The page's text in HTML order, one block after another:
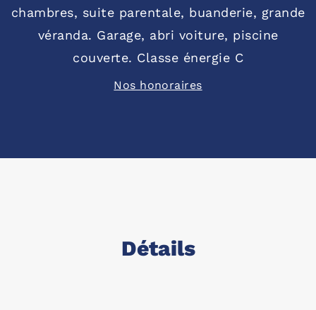
chambres, suite parentale, buanderie, grande
véranda. Garage, abri voiture, piscine
couverte. Classe énergie C
Nos honoraires
Détails